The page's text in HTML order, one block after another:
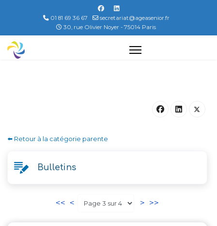
01 81 69 36 67
secretariat@ageasenior.fr
30, rue Olivier Noyer - 75014 Paris
⬅️ Retour à la catégorie parente
Bulletins
<< < > >>